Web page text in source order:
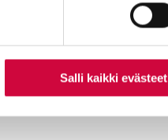
Salli kaikki evästeet
tavaramerkkejä.